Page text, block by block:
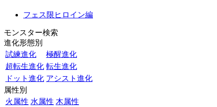
フェス限ヒロイン編
モンスター検索
進化形態別
試練進化
極醒進化
超転生進化 転生進化
ドット進化 アシスト進化
属性別
火属性 水属性 木属性